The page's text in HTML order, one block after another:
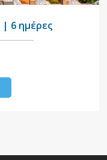
6 ημέρες